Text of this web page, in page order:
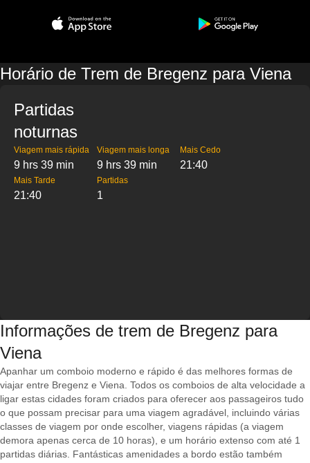
Horário de Trem de Bregenz para Viena
Partidas
noturnas
Viagem mais rápida
9 hrs 39 min
Viagem mais longa
9 hrs 39 min
Mais Cedo
21:40
Mais Tarde
21:40
Partidas
1
Informações de trem de Bregenz para
Viena
Apanhar um comboio moderno e rápido é das melhores formas de
viajar entre Bregenz e Viena. Todos os comboios de alta velocidade a
ligar estas cidades foram criados para oferecer aos passageiros tudo
o que possam precisar para uma viagem agradável, incluindo várias
classes de viagem por onde escolher, viagens rápidas (a viagem
demora apenas cerca de 10 horas), e um horário extenso com até 1
partidas diárias. Fantásticas amenidades a bordo estão também